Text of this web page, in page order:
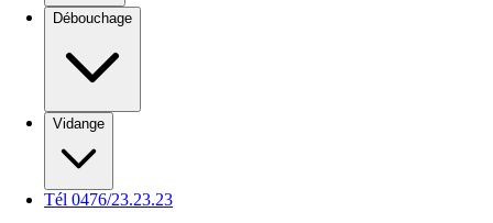
Débouchage
Vidange
Tél 0476/23.23.23